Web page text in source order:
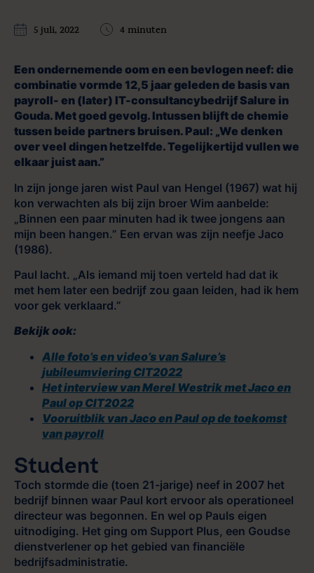
5 juli, 2022 4 minuten
Een ondernemende oom en een bevlogen neef: die
combinatie vormde 12,5 jaar geleden de basis van
payroll- en (later) IT-consultancybedrijf Salure in
Gouda. Met goed gevolg. Intussen blijft de chemie
tussen beide partners bruisen. Paul: „We denken
over veel dingen hetzelfde. Tegelijkertijd vullen we
elkaar juist aan.”
In zijn jonge jaren wist Paul van Hengel (1967) wat hij
kon verwachten als bij zijn broer Wim aanbelde:
„Binnen een paar minuten had ik twee jongens aan
mijn been hangen.” Een ervan was zijn neefje Jaco
(1986).
Paul lacht. „Als iemand mij toen verteld had dat ik
met hem later een bedrijf zou gaan leiden, had ik hem
voor gek verklaard.”
Bekijk ook:
Alle foto’s en video’s van Salure’s
jubileumviering CIT2022
Het interview van Merel Westrik met Jaco en
Paul op CIT2022
Vooruitblik van Jaco en Paul op de toekomst
van payroll
Student
Toch stormde die (toen 21-jarige) neef in 2007 het
bedrijf binnen waar Paul kort ervoor als operationeel
directeur was begonnen. En wel op Pauls eigen
uitnodiging. Het ging om Support Plus, een Goudse
dienstverlener op het gebied van financiële
bedrijfsadministratie.